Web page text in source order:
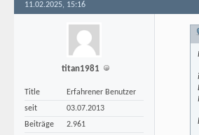
11.02.2025, 15:16
titan1981
Title
Erfahrener Benutzer
seit
03.07.2013
Beiträge
2.961